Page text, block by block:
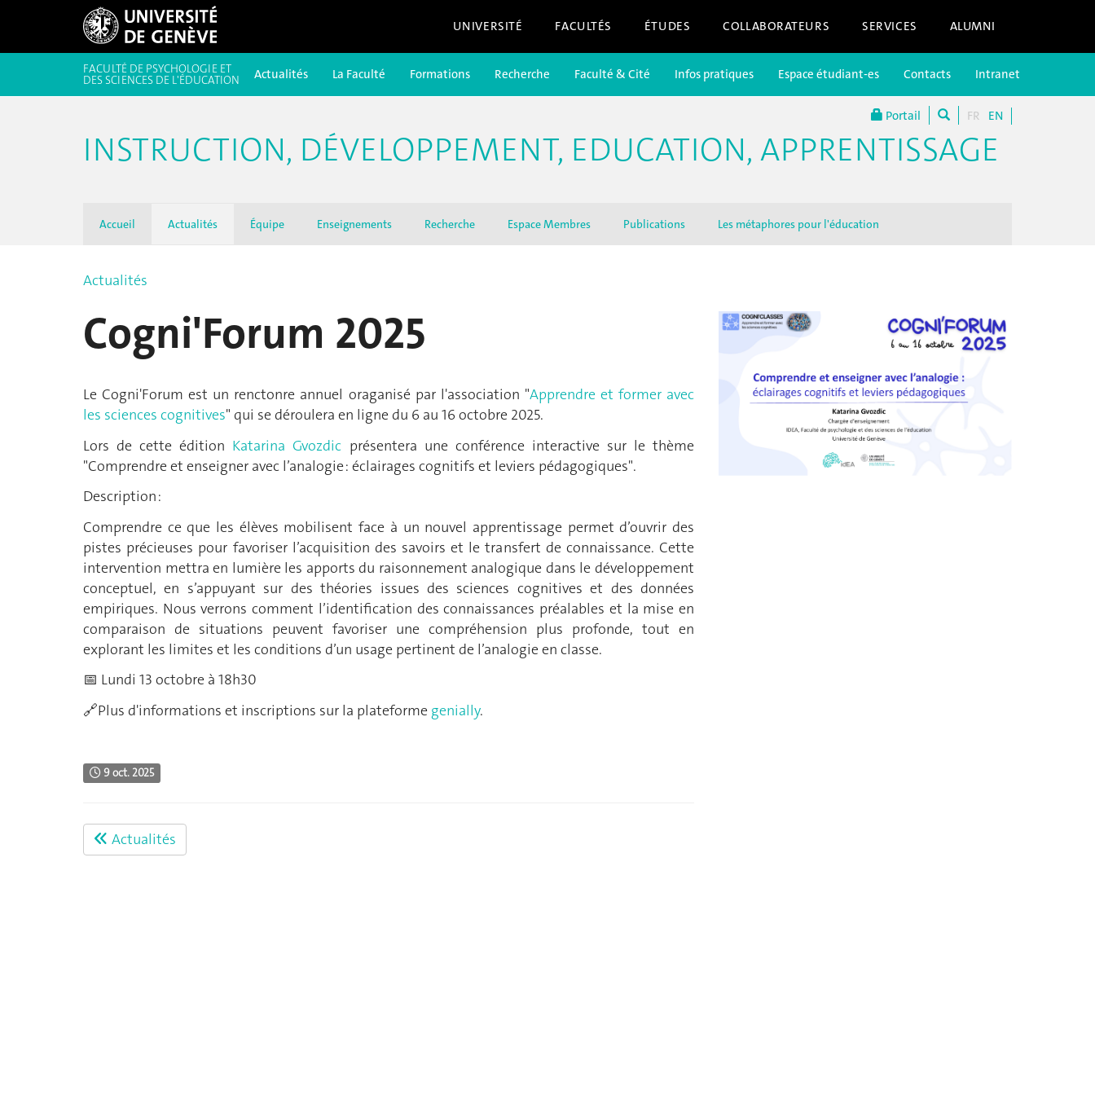
UNIVERSITÉ FACULTÉS ÉTUDES COLLABORATEURS SERVICES ALUMNI
Portail FR EN
FACULTÉ DE PSYCHOLOGIE ET
DES SCIENCES DE L'ÉDUCATION Actualités La Faculté Formations Recherche Faculté & Cité Infos pratiques Espace étudiant-es Contacts Intranet
INSTRUCTION, DÉVELOPPEMENT, EDUCATION, APPRENTISSAGE
Accueil Actualités Équipe Enseignements Recherche Espace Membres Publications Les métaphores pour l'éducation
Actualités
Cogni'Forum 2025
Le Cogni'Forum est un renctonre annuel oraganisé par l'association "Apprendre et former avec
les sciences cognitives" qui se déroulera en ligne du 6 au 16 octobre 2025.
Lors de cette édition Katarina Gvozdic présentera une conférence interactive sur le thème
"Comprendre et enseigner avec l’analogie : éclairages cognitifs et leviers pédagogiques".
Description :
Comprendre ce que les élèves mobilisent face à un nouvel apprentissage permet d’ouvrir des
pistes précieuses pour favoriser l’acquisition des savoirs et le transfert de connaissance. Cette
intervention mettra en lumière les apports du raisonnement analogique dans le développement
conceptuel, en s’appuyant sur des théories issues des sciences cognitives et des données
empiriques. Nous verrons comment l’identification des connaissances préalables et la mise en
comparaison de situations peuvent favoriser une compréhension plus profonde, tout en
explorant les limites et les conditions d’un usage pertinent de l’analogie en classe.
📅 Lundi 13 octobre à 18h30
🔗Plus d'informations et inscriptions sur la plateforme genially.
9 oct. 2025
Actualités